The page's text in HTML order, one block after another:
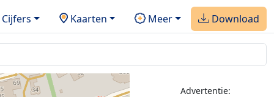
Cijfers Kaarten Meer Download
Advertentie: